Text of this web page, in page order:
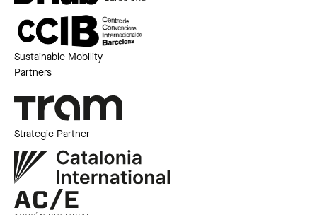
Sustainable Mobility
Partners
Strategic Partner